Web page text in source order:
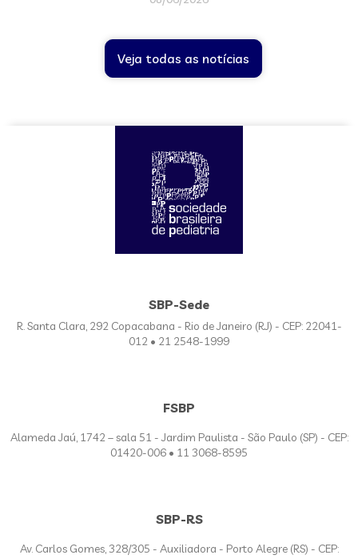
Veja todas as notícias
SBP-Sede
R. Santa Clara, 292 Copacabana - Rio de Janeiro (RJ) - CEP: 22041-
012 • 21 2548-1999
FSBP
Alameda Jaú, 1742 – sala 51 - Jardim Paulista - São Paulo (SP) - CEP:
01420-006 • 11 3068-8595
SBP-RS
Av. Carlos Gomes, 328/305 - Auxiliadora - Porto Alegre (RS) - CEP: